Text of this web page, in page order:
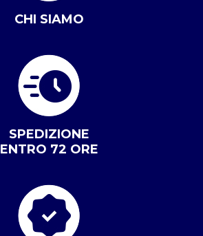
CHI SIAMO
SPEDIZIONE
ENTRO 72 ORE